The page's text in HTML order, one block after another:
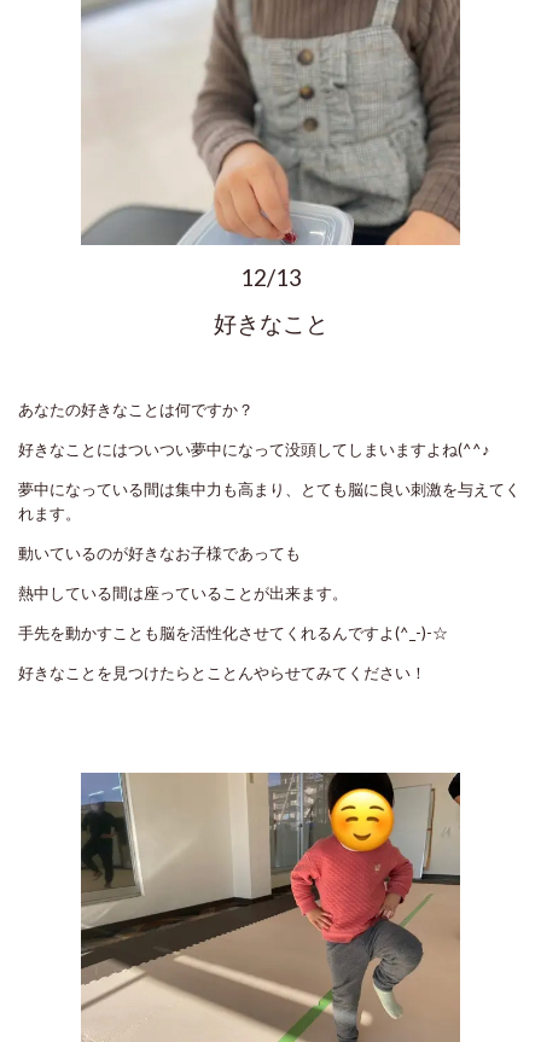
12/13
好きなこと
あなたの好きなことは何ですか？
好きなことにはついつい夢中になって没頭してしまいますよね(^^♪
夢中になっている間は集中力も高まり、とても脳に良い刺激を与えてく
れます。
動いているのが好きなお子様であっても
熱中している間は座っていることが出来ます。
手先を動かすことも脳を活性化させてくれるんですよ(^_-)-☆
好きなことを見つけたらとことんやらせてみてください！